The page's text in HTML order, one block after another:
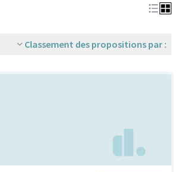
Classement des propositions par :